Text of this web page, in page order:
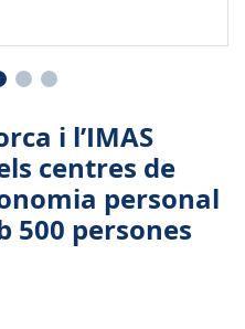
i l’IMAS
centres de
personal
500 persones